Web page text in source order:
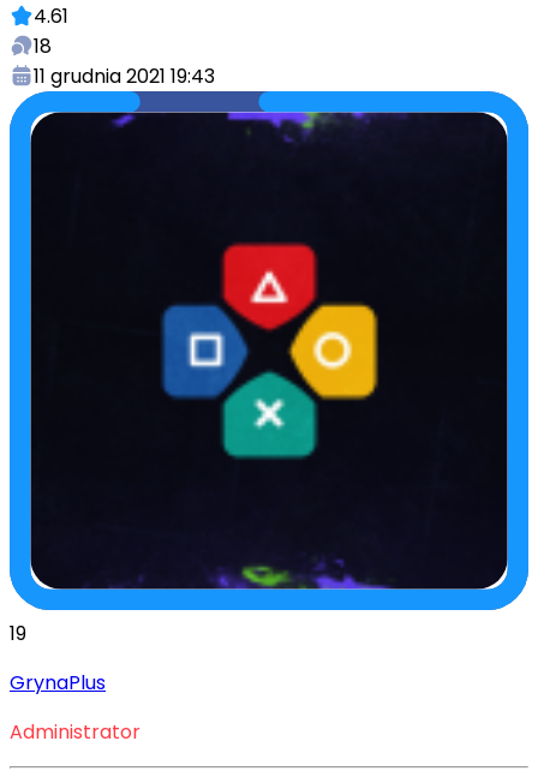
4.61
18
11 grudnia 2021 19:43
19
GrynaPlus
Administrator